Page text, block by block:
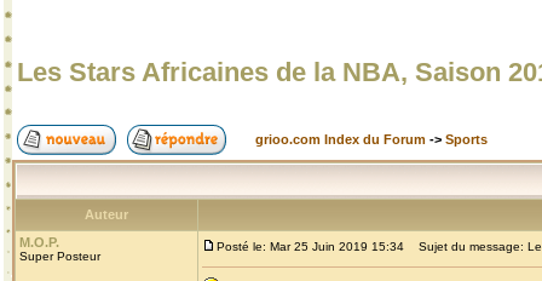
Les Stars Africaines de la NBA, Saison
grioo.com Index du Forum -> Sports
Auteur
M.O.P.
Super Posteur
Posté le: Mar 25 Juin 2019 15:34 Sujet du message: